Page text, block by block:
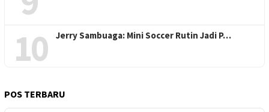
10 Jerry Sambuaga: Mini Soccer Rutin Jadi P…
POS TERBARU